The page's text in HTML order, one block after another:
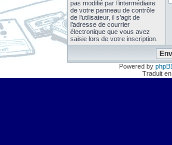
pas modifié par l’intermédiaire
de votre panneau de contrôle
de l’utilisateur, il s’agit de
l’adresse de courrier
électronique que vous avez
saisie lors de votre inscription.
Powered by
Traduit